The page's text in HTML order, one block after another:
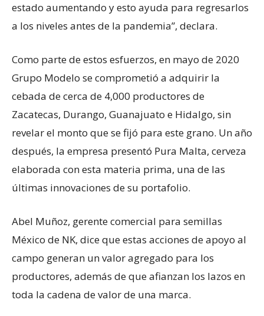
estado aumentando y esto ayuda para regresarlos
a los niveles antes de la pandemia”, declara.
Como parte de estos esfuerzos, en mayo de 2020
Grupo Modelo se comprometió a adquirir la
cebada de cerca de 4,000 productores de
Zacatecas, Durango, Guanajuato e Hidalgo, sin
revelar el monto que se fijó para este grano. Un año
después, la empresa presentó Pura Malta, cerveza
elaborada con esta materia prima, una de las
últimas innovaciones de su portafolio.
Abel Muñoz, gerente comercial para semillas
México de NK, dice que estas acciones de apoyo al
campo generan un valor agregado para los
productores, además de que afianzan los lazos en
toda la cadena de valor de una marca.